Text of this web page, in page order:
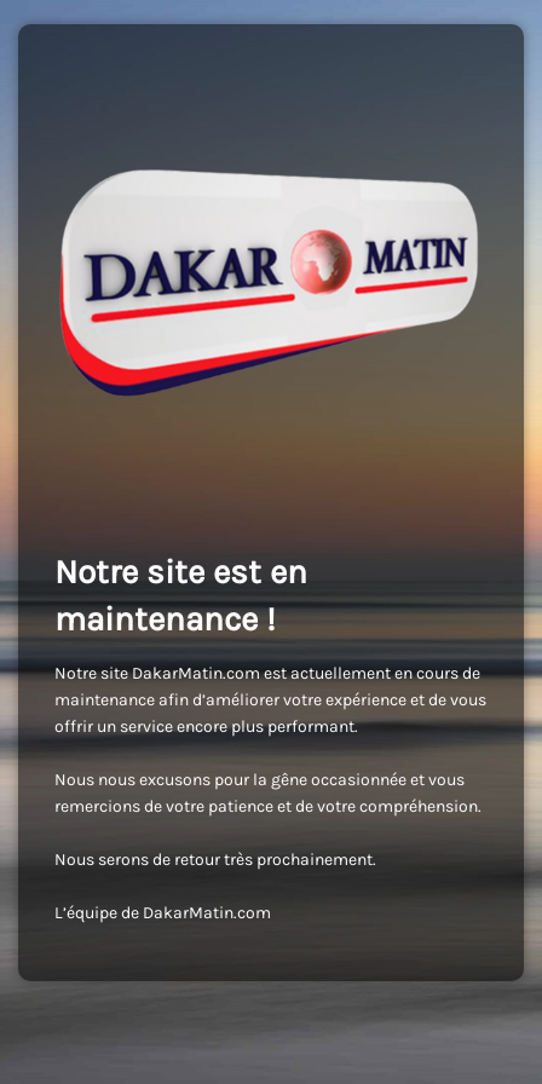
Notre site est en
maintenance !
Notre site DakarMatin.com est actuellement en cours de
maintenance afin d’améliorer votre expérience et de vous
offrir un service encore plus performant.
Nous nous excusons pour la gêne occasionnée et vous
remercions de votre patience et de votre compréhension.
Nous serons de retour très prochainement.
L’équipe de DakarMatin.com